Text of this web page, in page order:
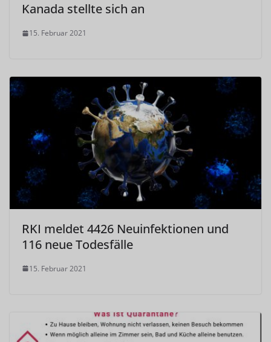
Kanada stellte sich an
15. Februar 2021
RKI meldet 4426 Neuinfektionen und
116 neue Todesfälle
15. Februar 2021